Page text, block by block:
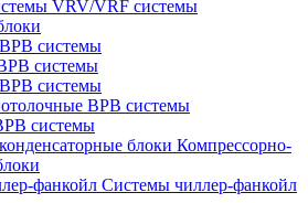
VRV/VRF системы
системы
системы
системы
ВРВ системы
системы
Компрессорно-
Системы чиллер-фанкойл